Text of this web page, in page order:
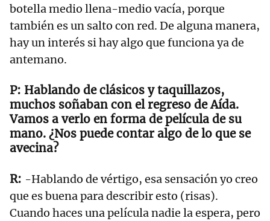
botella medio llena-medio vacía, porque
también es un salto con red. De alguna manera,
hay un interés si hay algo que funciona ya de
antemano.
Hablando de clásicos y taquillazos,
muchos soñaban con el regreso de Aída.
Vamos a verlo en forma de película de su
mano. ¿Nos puede contar algo de lo que se
avecina?
-Hablando de vértigo, esa sensación yo creo
que es buena para describir esto (risas).
Cuando haces una película nadie la espera, pero